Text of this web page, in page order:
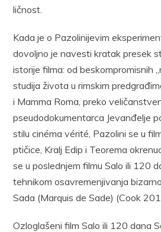
ličnost.
Kada je o Pazolinijevim
dovoljno je navesti kratak presek
istorije filma: od beskompromisnih
studija života u rimskim
i Mamma Roma, preko
pseudodokumentarca Jevanđelje
stilu cinéma vérité, Pazolini se u
ptičice, Kralj Edip i Teorema
se u poslednjem filmu Salo ili 120
tehnikom osavremenjivanja
Sada (Marquis de Sade) (Cook
Ozloglašeni film Salo ili 120 dana